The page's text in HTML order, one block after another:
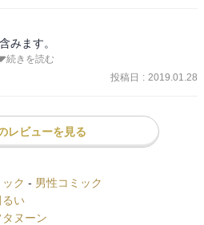
出して調べてみたら「パイオニア
。
ールデンレコード」というもっと込
のだとか。
　それも宇宙空間で上映し続け
んでも地球がなくなっても映画だけ
ら、映画を宇宙に逃がしました。」
」は未見だが、その作中の変な歌と
イー、ヒューイ―）を真似する男女
みます。
があまりに美しくて現代の傑作だっ
ろまでいくビターさが偏見だがマン
続きを読む
投稿日 : 2019.01.28
レビューを見る
ック - 男性コミック
るい
タヌーン